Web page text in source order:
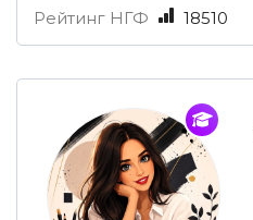
Рейтинг НГФ 18510